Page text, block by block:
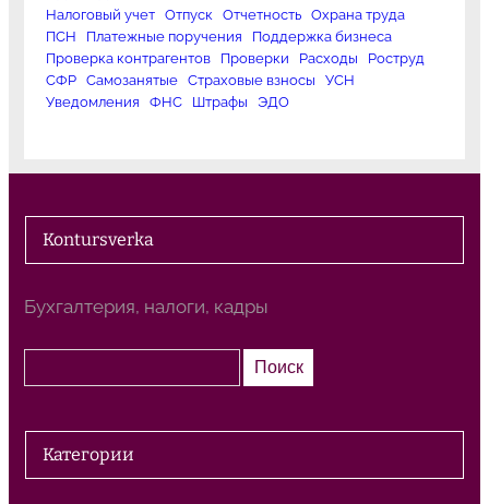
Налоговый учет
Отпуск Отчетность
Охрана труда
ПСН
Платежные поручения
Поддержка бизнеса
Проверка контрагентов
Проверки Расходы
Роструд
СФР
Самозанятые Страховые взносы
УСН
Уведомления
ФНС Штрафы ЭДО
Kontursverka
Бухгалтерия, налоги, кадры
о
к
Поиск
Категории